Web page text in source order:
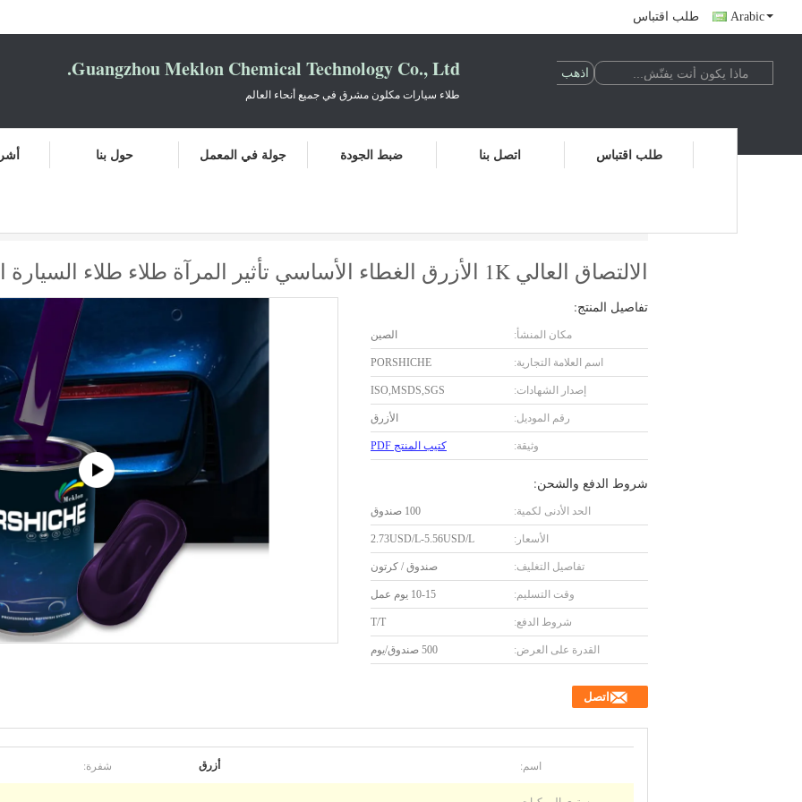
طلب اقتباس Arabic
Guangzhou Meklon Chemical Technology Co., Ltd.
طلاء سيارات مكلون مشرق في جميع أنحاء العالم
حول بنا جولة في المعمل ضبط الجودة اتصل بنا طلب اقتباس
الالتصاق العالي 1K الأزرق الغطاء الأساسي تأثير المرآة طلاء طلاء السيارة الطلاء السيارات
تفاصيل المنتج:
مكان المنشأ: الصين
اسم العلامة التجارية: PORSHICHE
إصدار الشهادات: ISO,MSDS,SGS
رقم الموديل: الأزرق
وثيقة: كتيب المنتج PDF
شروط الدفع والشحن:
الحد الأدنى لكمية: 100 صندوق
الأسعار: 2.73USD/L-5.56USD/L
تفاصيل التغليف: صندوق / كرتون
وقت التسليم: 10-15 يوم عمل
شروط الدفع: T/T
القدرة على العرض: 500 صندوق/يوم
اتصل
اسم: أزرق شفرة: